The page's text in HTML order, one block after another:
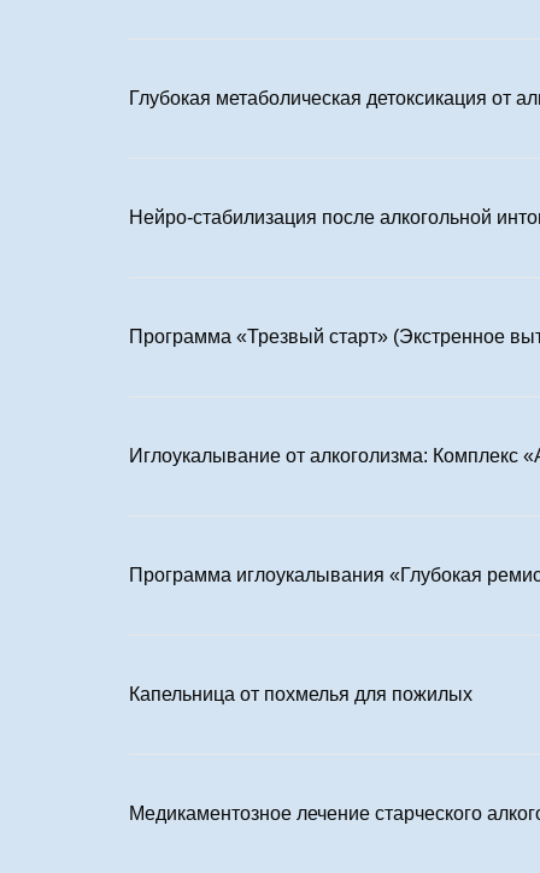
Глубокая метаболическая детоксикация от
Нейро-стабилизация после алкогольной
Программа «Трезвый старт» (Экстренное
Иглоукалывание от алкоголизма: Комплекс
Программа иглоукалывания «Глубокая
Капельница от похмелья для пожилых
Медикаментозное лечение старческого